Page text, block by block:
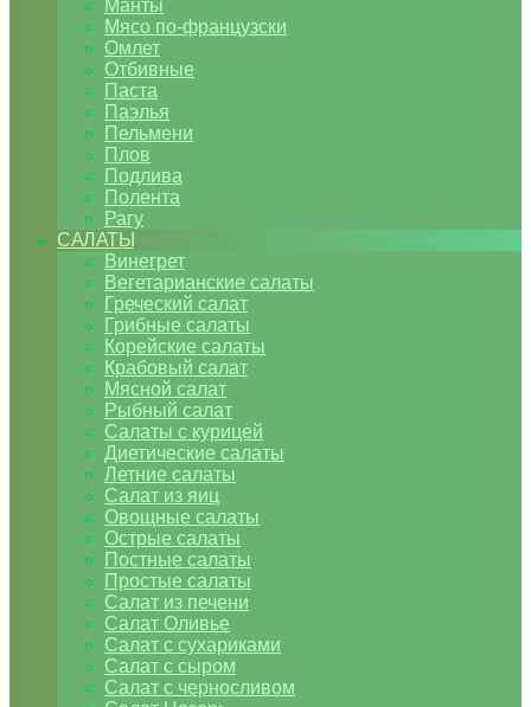
Манты
Мясо по-французски
Омлет
Отбивные
Паста
Паэлья
Пельмени
Плов
Подлива
Полента
Рагу
САЛАТЫ
Винегрет
Вегетарианские салаты
Греческий салат
Грибные салаты
Корейские салаты
Крабовый салат
Мясной салат
Рыбный салат
Салаты с курицей
Диетические салаты
Летние салаты
Салат из яиц
Овощные салаты
Острые салаты
Постные салаты
Простые салаты
Салат из печени
Салат Оливье
Салат с сухариками
Салат с сыром
Салат с черносливом